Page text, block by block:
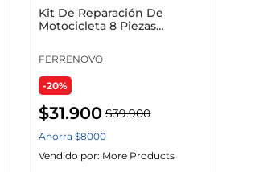
Kit De Reparación De
Motocicleta 8 Piezas
FERRENOVO
-20%
$31.900 $39.900
Ahorra$8000
Vendido por: More Products